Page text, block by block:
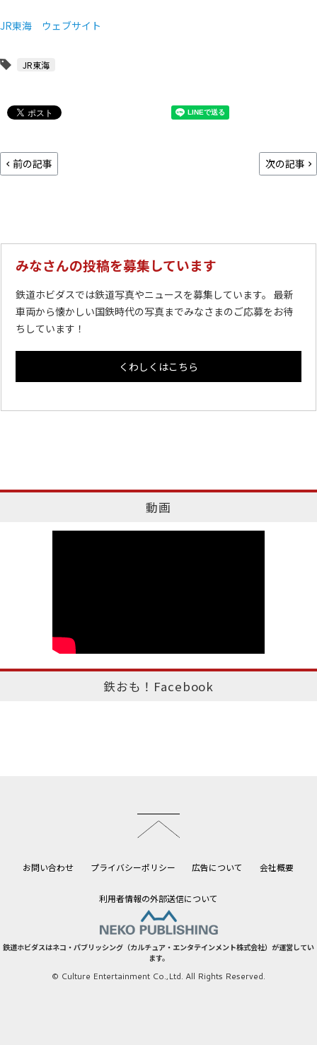
JR東海 ウェブサイト
JR東海
前の記事 次の記事
みなさんの投稿を募集しています
鉄道ホビダスでは鉄道写真やニュースを募集しています。 最新
車両から懐かしい国鉄時代の写真までみなさまのご応募をお待
ちしています！
くわしくはこちら
動画
鉄おも！Facebook
お問い合わせ プライバシーポリシー 広告について 会社概要
利用者情報の外部送信について
鉄道ホビダスはネコ・パブリッシング（カルチュア・エンタテインメント株式会社）が運営してい
ます。
© Culture Entertainment Co.,Ltd. All Rights Reserved.